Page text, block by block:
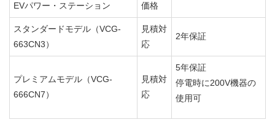
EVパワー・ステーション 価格
スタンダードモデル（VCG-
663CN3）
見積対
応
2年保証
プレミアムモデル（VCG-
666CN7）
見積対
応
5年保証
停電時に200V機器の
使用可